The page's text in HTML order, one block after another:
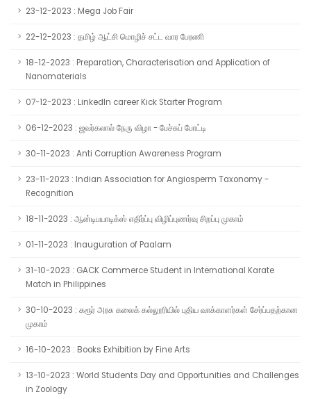
23-12-2023 : Mega Job Fair
22-12-2023 : தமிழ் ஆட்சி மொழிச் சட்ட வார பேரணி
18-12-2023 : Preparation, Characterisation and Application of
Nanomaterials
07-12-2023 : LinkedIn career Kick Starter Program
06-12-2023 : ஜவர்கலால் நேரு விழா - பேச்சுப் போட்டி
30-11-2023 : Anti Corruption Awareness Program
23-11-2023 : Indian Association for Angiosperm Taxonomy -
Recognition
18-11-2023 : ஆன்டிபயாடிக்ஸ் எதிர்ப்பு விழிப்புணர்வு சிறப்பு முகாம்
01-11-2023 : Inauguration of Paalam
31-10-2023 : GACK Commerce Student in International Karate
Match in Philippines
30-10-2023 : கரூர் அரசு கலைக் கல்லூரியில் புதிய வாக்காளர்கள் சேர்ப்பதற்கான
முகாம்
16-10-2023 : Books Exhibition by Fine Arts
13-10-2023 : World Students Day and Opportunities and Challenges
in Zoology